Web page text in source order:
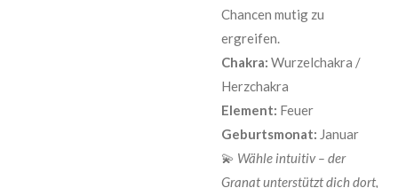
Chancen mutig zu
ergreifen.
Chakra: Wurzelchakra /
Herzchakra
Element: Feuer
Geburtsmonat: Januar
💫 Wähle intuitiv – der
Granat unterstützt dich dort,